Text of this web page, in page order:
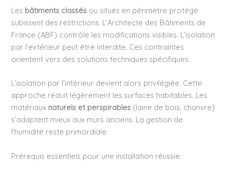
Les bâtiments classés ou situés en périmètre protégé
subissent des restrictions. L’Architecte des Bâtiments de
France (ABF) contrôle les modifications visibles. L’isolation
par l’extérieur peut être interdite. Ces contraintes
orientent vers des solutions techniques spécifiques.
L’isolation par l’intérieur devient alors privilégiée. Cette
approche réduit légèrement les surfaces habitables. Les
matériaux naturels et perspirables (laine de bois, chanvre)
s’adaptent mieux aux murs anciens. La gestion de
l’humidité reste primordiale.
Prérequis essentiels pour une installation réussie